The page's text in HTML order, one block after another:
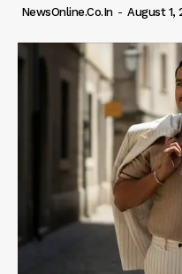
NewsOnline.co.in - August 1,